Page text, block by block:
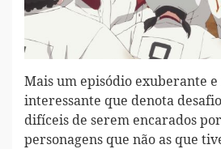
Mais um episódio exuberante
interessante que denota
difíceis de serem encarados
personagens que não as que